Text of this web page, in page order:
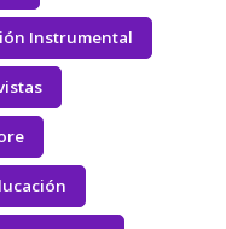
Instrumental